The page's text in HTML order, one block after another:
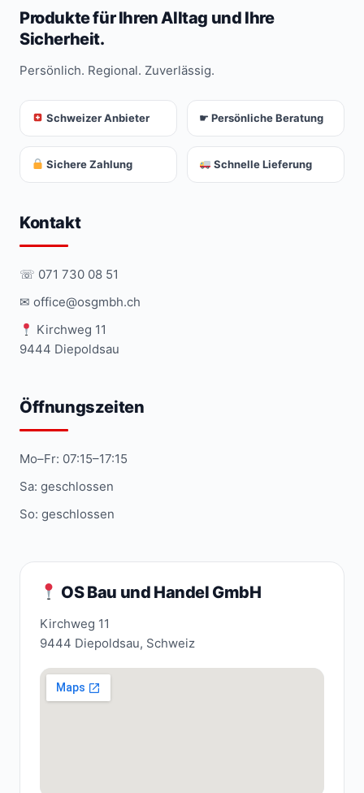
Produkte für Ihren Alltag und Ihre
Sicherheit.
Persönlich. Regional. Zuverlässig.
Schweizer Anbieter ☛ Persönliche Beratung
Sichere Zahlung Schnelle Lieferung
Kontakt
☏ 071 730 08 51
✉ office@osgmbh.ch
Kirchweg 11
9444 Diepoldsau
Öffnungszeiten
Mo–Fr: 07:15–17:15
Sa: geschlossen
So: geschlossen
OS Bau und Handel GmbH
Kirchweg 11
9444 Diepoldsau, Schweiz